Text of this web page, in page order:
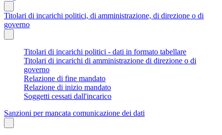
Titolari di incarichi politici, di amministrazione, di direzione o di
governo
Titolari di incarichi politici - dati in formato tabellare
Titolari di incarichi di amministrazione di direzione o di
governo
Relazione di fine mandato
Relazione di inizio mandato
Soggetti cessati dall'incarico
Sanzioni per mancata comunicazione dei dati